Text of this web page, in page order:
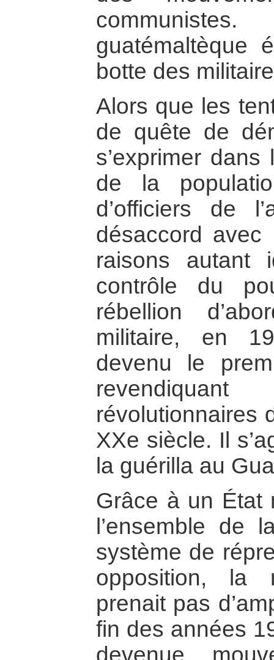
guatémaltèque
botte des
Alors que les
de quête de
s’exprimer
de la
d’officiers de
désaccord
raisons autant
contrôle du
rébellion
militaire, en
devenu le
révolutionnaires
XXe siècle. Il
la guérilla au
Grâce à un État
l’ensemble de
système de
opposition, la
prenait pas
fin des années
devenue